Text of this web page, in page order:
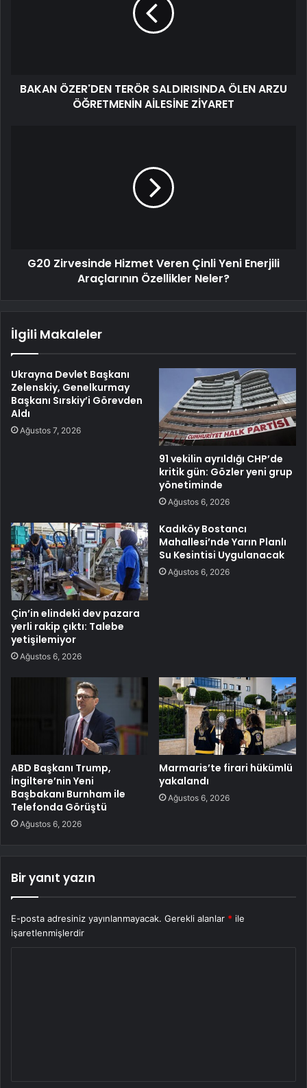
BAKAN ÖZER'DEN TERÖR SALDIRISINDA ÖLEN ARZU
ÖĞRETMENİN AİLESİNE ZİYARET
G20 Zirvesinde Hizmet Veren Çinli Yeni Enerjili
Araçlarının Özellikler Neler?
İlgili Makaleler
Ukrayna Devlet Başkanı
Zelenskiy, Genelkurmay
Başkanı Sırskiy’i Görevden
Aldı
Ağustos 7, 2026
91 vekilin ayrıldığı CHP’de
kritik gün: Gözler yeni grup
yönetiminde
Ağustos 6, 2026
Çin’in elindeki dev pazara
yerli rakip çıktı: Talebe
yetişilemiyor
Ağustos 6, 2026
Kadıköy Bostancı
Mahallesi’nde Yarın Planlı
Su Kesintisi Uygulanacak
Ağustos 6, 2026
ABD Başkanı Trump,
İngiltere’nin Yeni
Başbakanı Burnham ile
Telefonda Görüştü
Ağustos 6, 2026
Marmaris’te firari hükümlü
yakalandı
Ağustos 6, 2026
Bir yanıt yazın
E-posta adresiniz yayınlanmayacak. Gerekli alanlar * ile
işaretlenmişlerdir